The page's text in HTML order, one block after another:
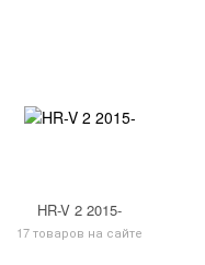
HR-V 2 2015-
17 товаров на сайте